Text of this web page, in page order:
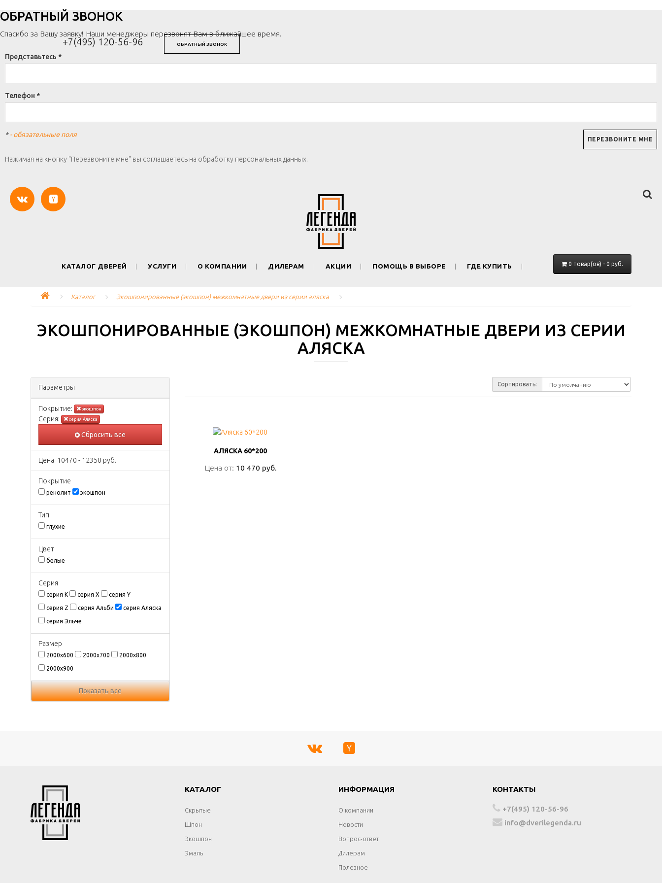
+7(495) 120-56-96 ОБРАТНЫЙ ЗВОНОК
ОБРАТНЫЙ ЗВОНОК
Спасибо за Вашу заявку! Наши менеджеры перезвонят Вам в ближайшее время.
Представьтесь *
Телефон *
*- обязательные поля
Нажимая на кнопку "Перезвоните мне" вы соглашаетесь на обработку персональных данных.
КАТАЛОГ ДВЕРЕЙ УСЛУГИ О КОМПАНИИ ДИЛЕРАМ АКЦИИ ПОМОЩЬ В ВЫБОРЕ ГДЕ КУПИТЬ 0 товар(ов) - 0 руб.
Каталог Экошпонированные (экошпон) межкомнатные двери из серии аляска
ЭКОШПОНИРОВАННЫЕ (ЭКОШПОН) МЕЖКОМНАТНЫЕ ДВЕРИ ИЗ СЕРИИ
АЛЯСКА
Параметры
Покрытиe: экошпон
Серия: серия Аляска
Сбросить все
Цена 10470 - 12350 руб.
Покрытиe
ренолит экошпон
Тип
глухие
Цвeт
белые
Серия
серия K серия X серия Y
серия Z серия Альби серия Аляска
серия Эльче
Размeр
2000х600 2000х700 2000х800
2000х900
Показать все
Сортировать:
АЛЯСКА 60*200
Цена от: 10 470 руб.
АЛЯСКА 60*200
Цена от: 10 470 руб.
КАТАЛОГ
Скрытые
Шпон
Экошпон
Эмаль
ИНФОРМАЦИЯ
О компании
Новости
Вопрос-ответ
Дилерам
Полезное
КОНТАКТЫ
+7(495) 120-56-96
info@dverilegenda.ru